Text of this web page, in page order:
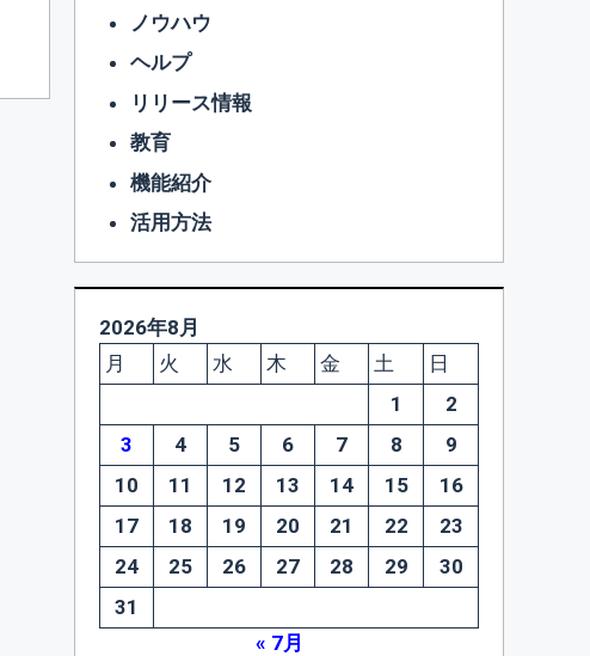
ノウハウ
ヘルプ
リリース情報
教育
機能紹介
活用方法
2026年8月
月
火 水 木 金 土
日
1
2
3
4 5 6 7 8
9
10
11 12 13 14 15
16
17
18 19 20 21 22
23
24
25 26 27 28 29
30
31
« 7月